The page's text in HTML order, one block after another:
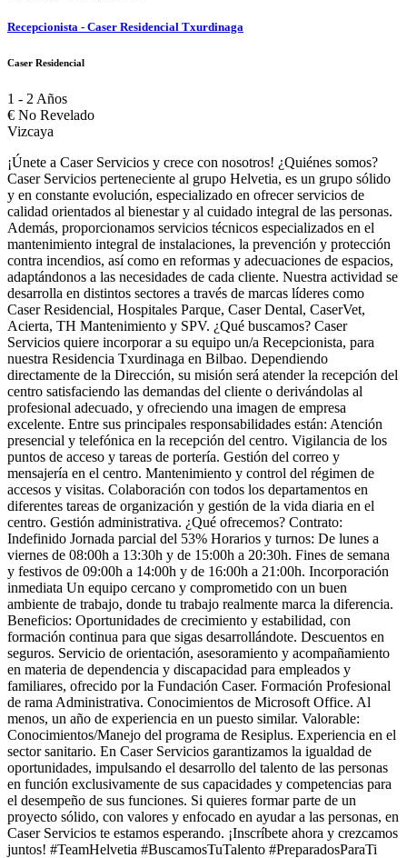
Recepcionista - Caser Residencial Txurdinaga
Caser Residencial
1 - 2 Años
€ No Revelado
Vizcaya
¡Únete a Caser Servicios y crece con nosotros! ¿Quiénes somos?
Caser Servicios perteneciente al grupo Helvetia, es un grupo sólido
y en constante evolución, especializado en ofrecer servicios de
calidad orientados al bienestar y al cuidado integral de las personas.
Además, proporcionamos servicios técnicos especializados en el
mantenimiento integral de instalaciones, la prevención y protección
contra incendios, así como en reformas y adecuaciones de espacios,
adaptándonos a las necesidades de cada cliente. Nuestra actividad se
desarrolla en distintos sectores a través de marcas líderes como
Caser Residencial, Hospitales Parque, Caser Dental, CaserVet,
Acierta, TH Mantenimiento y SPV. ¿Qué buscamos? Caser
Servicios quiere incorporar a su equipo un/a Recepcionista, para
nuestra Residencia Txurdinaga en Bilbao. Dependiendo
directamente de la Dirección, su misión será atender la recepción del
centro satisfaciendo las demandas del cliente o derivándolas al
profesional adecuado, y ofreciendo una imagen de empresa
excelente. Entre sus principales responsabilidades están: Atención
presencial y telefónica en la recepción del centro. Vigilancia de los
puntos de acceso y tareas de portería. Gestión del correo y
mensajería en el centro. Mantenimiento y control del régimen de
accesos y visitas. Colaboración con todos los departamentos en
diferentes tareas de organización y gestión de la vida diaria en el
centro. Gestión administrativa. ¿Qué ofrecemos? Contrato:
Indefinido Jornada parcial del 53% Horarios y turnos: De lunes a
viernes de 08:00h a 13:30h y de 15:00h a 20:30h. Fines de semana
y festivos de 09:00h a 14:00h y de 16:00h a 21:00h. Incorporación
inmediata Un equipo cercano y comprometido con un buen
ambiente de trabajo, donde tu trabajo realmente marca la diferencia.
Beneficios: Oportunidades de crecimiento y estabilidad, con
formación continua para que sigas desarrollándote. Descuentos en
seguros. Servicio de orientación, asesoramiento y acompañamiento
en materia de dependencia y discapacidad para empleados y
familiares, ofrecido por la Fundación Caser. Formación Profesional
de rama Administrativa. Conocimientos de Microsoft Office. Al
menos, un año de experiencia en un puesto similar. Valorable:
Conocimientos/Manejo del programa de Resiplus. Experiencia en el
sector sanitario. En Caser Servicios garantizamos la igualdad de
oportunidades, impulsando el desarrollo del talento de las personas
en función exclusivamente de sus capacidades y competencias para
el desempeño de sus funciones. Si quieres formar parte de un
proyecto sólido, con valores y enfocado en ayudar a las personas, en
Caser Servicios te estamos esperando. ¡Inscríbete ahora y crezcamos
juntos! #TeamHelvetia #BuscamosTuTalento #PreparadosParaTi